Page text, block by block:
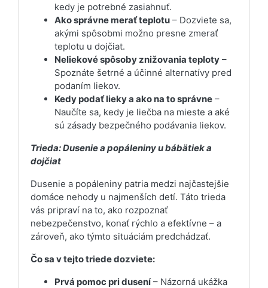
kedy je potrebné zasiahnuť.
Ako správne merať teplotu – Dozviete sa,
akými spôsobmi možno presne zmerať
teplotu u dojčiat.
Neliekové spôsoby znižovania teploty –
Spoznáte šetrné a účinné alternatívy pred
podaním liekov.
Kedy podať lieky a ako na to správne –
Naučíte sa, kedy je liečba na mieste a aké
sú zásady bezpečného podávania liekov.
Trieda: Dusenie a popáleniny u bábätiek a
dojčiat
Dusenie a popáleniny patria medzi najčastejšie
domáce nehody u najmenších detí. Táto trieda
vás pripraví na to, ako rozpoznať
nebezpečenstvo, konať rýchlo a efektívne – a
zároveň, ako týmto situáciám predchádzať.
Čo sa v tejto triede dozviete:
Prvá pomoc pri dusení– Názorná ukážka